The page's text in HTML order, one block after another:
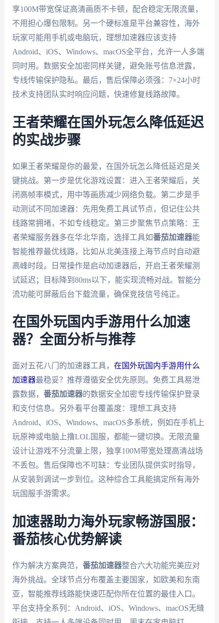
享100M带宽保证高清画质不卡顿，配合稳定无限流量，
不用担心爆包限制。另一个硬标准是平台兼容性，海外
玩家可能用手机或电脑玩，理想加速器应该支持
Android、iOS、Windows、macOS全平台，允许一人多端
同时用。数据安全加密同样关键，避免账号信息泄露，
专线传输保护隐私。最后，售后保障必须强：7×24小时
技术支持团队实时响应问题，快速修复线路故障。
王者荣耀在国外玩怎么降低延迟
的实战步骤
如果王者荣耀是你的最爱，在国外玩怎么降低延迟是关
键挑战。第一步是优化游戏设置：进入王者荣耀后，关
闭高帧率模式，用中等画质减少网络负载。第二步是手
动测试不同加速器：先用免费工具试节点，但记住公共
线路常拥堵，不如专线稳定。第三步聚焦节点策略：王
者荣耀服务器多在华北华南，选择工具如番茄加速器能
智能推荐最优线路，比如从北美连接上海节点时自动避
高峰时段。日常操作是启动加速器后，开启王者荣耀测
试延迟；目标降到80ms以下，能实现流畅对战。智能分
流功能可屏蔽后台下载流量，确保竞技信号纯正。
在国外玩国内手游用什么加速
器？全面分析与推荐
面对五花八门的加速器工具， 在国外玩国内手游用什么
加速器最稳妥？推荐遵循安全优先原则。免费工具易泄
露数据， 番茄加速器的数据安全加密专线传输保护登录
和支付信息。另外看平台覆盖度：理想工具支持
Android、iOS、Windows、macOS多系统，例如在手机上
玩原神或电脑上撸LOL国服，都能一键切换。无限流量
设计让游戏不分流量上限，独享100M带宽处理高清战场
不丢包。售后保障也不可缺：专业团队提供实时指导，
从安装到调试一步到位。这种综合工具能搞定所有海外
玩国服手游需求。
加速器助力海外玩家畅游国服：
番茄核心优势解读
作为解决方案典范， 番茄加速器整合六大功能完美应对
海外挑战。全球节点分布覆盖主要国家，如欧美和东南
亚，智能推荐线路能快速匹配你所在位置的最佳入口。
平台支持全系列：Android、iOS、Windows、macOS无缝